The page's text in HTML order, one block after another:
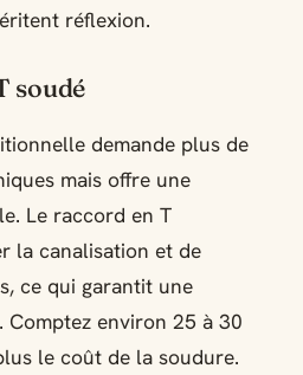
réflexion.
soudé
demande plus de
mais offre une
Le raccord en T
la canalisation et de
ce qui garantit une
Comptez environ 25 à 30
le coût de la soudure.